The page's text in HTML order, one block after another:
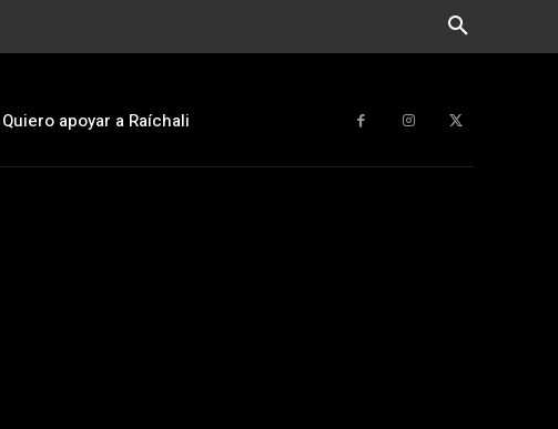
Quiero apoyar a Raíchali